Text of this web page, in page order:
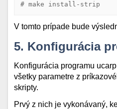
V tomto prípade bude
5. Konfigurácia
Konfigurácia programu
všetky parametre z
skripty.
Prvý z nich je vykonávaný,